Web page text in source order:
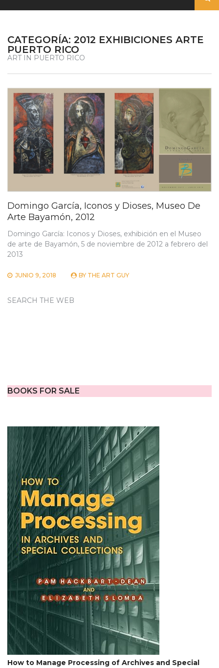
CATEGORÍA: 2012 EXHIBICIONES ARTE
PUERTO RICO
ART IN PUERTO RICO
Domingo García, Iconos y Dioses, Museo De
Arte Bayamón, 2012
Domingo García: Iconos y Dioses, exhibición en el Museo
de arte de Bayamón, 5 de noviembre de 2012 a febrero del
2013
JUNIO 9, 2018 BY THE ART GUY
SEARCH THE WEB
BOOKS FOR SALE
How to Manage Processing of Archives and Special